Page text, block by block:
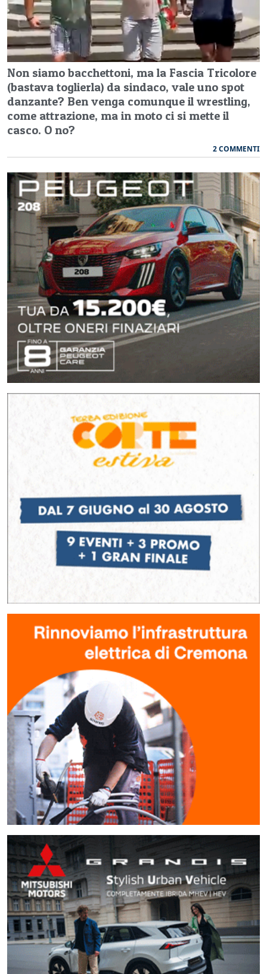
Non siamo bacchettoni, ma la Fascia Tricolore
(bastava toglierla) da sindaco, vale uno spot
danzante? Ben venga comunque il wrestling,
come attrazione, ma in moto ci si mette il
casco. O no?
2 COMMENTI